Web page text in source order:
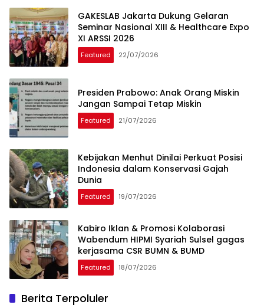
GAKESLAB Jakarta Dukung Gelaran
Seminar Nasional XIII & Healthcare Expo
XI ARSSI 2026
Featured 22/07/2026
Presiden Prabowo: Anak Orang Miskin
Jangan Sampai Tetap Miskin
Featured 21/07/2026
Kebijakan Menhut Dinilai Perkuat Posisi
Indonesia dalam Konservasi Gajah
Dunia
Featured 19/07/2026
Kabiro Iklan & Promosi Kolaborasi
Wabendum HIPMI Syariah Sulsel gagas
kerjasama CSR BUMN & BUMD
Featured 18/07/2026
Berita Terpoluler